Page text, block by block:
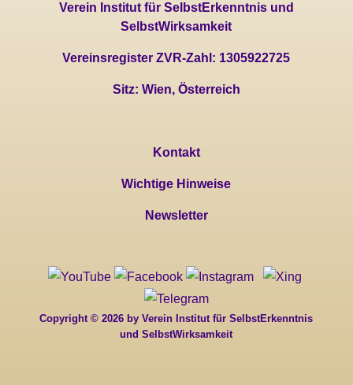
Verein Institut für SelbstErkenntnis und
SelbstWirksamkeit
Vereinsregister ZVR-Zahl: 1305922725
Sitz: Wien, Österreich
Kontakt
Wichtige Hinweise
Newsletter
Copyright © 2026 by Verein Institut für SelbstErkenntnis
und SelbstWirksamkeit